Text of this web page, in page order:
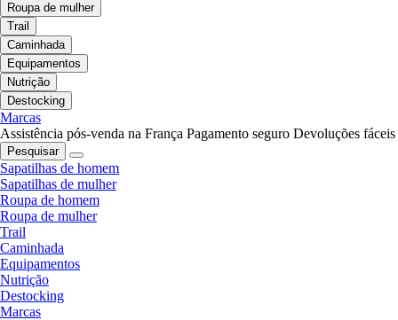
Roupa de mulher
Trail
Caminhada
Equipamentos
Nutrição
Destocking
Marcas
Assistência pós-venda na França Pagamento seguro Devoluções fáceis
Pesquisar
Sapatilhas de homem
Sapatilhas de mulher
Roupa de homem
Roupa de mulher
Trail
Caminhada
Equipamentos
Nutrição
Destocking
Marcas